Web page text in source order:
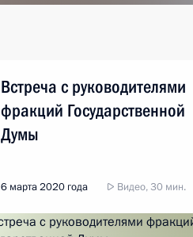
Встреча с руководителями
фракций Государственной
Думы
6 марта 2020 года Видео, 30 мин.